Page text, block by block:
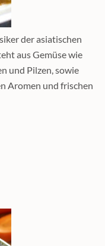
der asiatischen
aus Gemüse wie
und Pilzen, sowie
Aromen und frischen